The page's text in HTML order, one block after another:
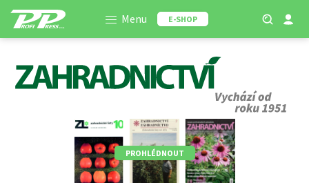
Menu E-SHOP
PROHLÉDNOUT